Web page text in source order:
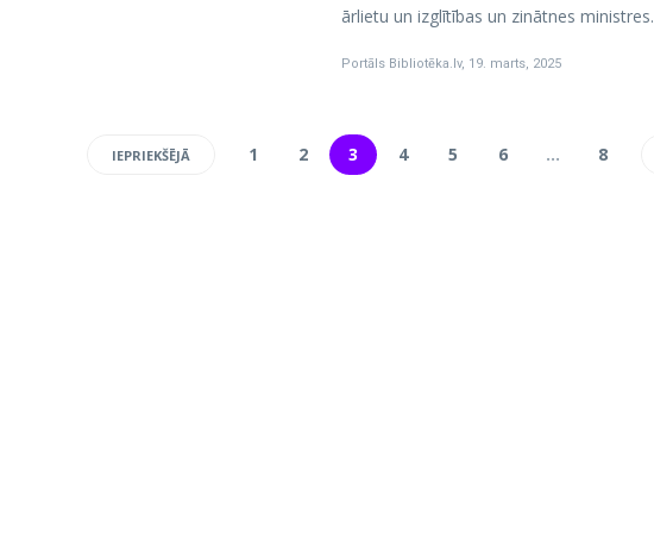
ārlietu un izglītības un zinātnes ministres.
Portāls Bibliotēka.lv, 19. marts, 2025
IEPRIEKŠĒJĀ 1 2 3 4 5 6 … 8